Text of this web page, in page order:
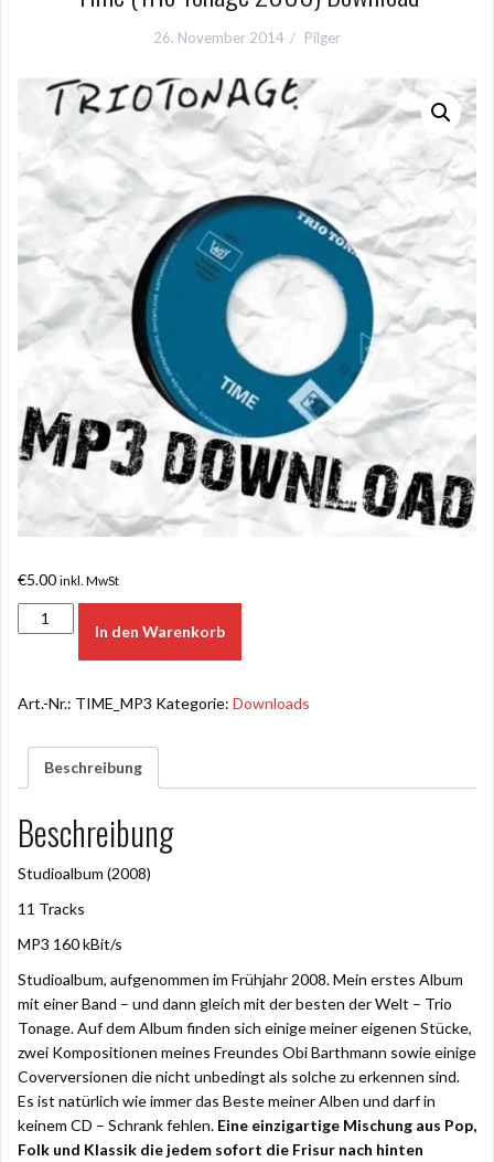
26. November 2014 Pilger
€5.00 inkl. MwSt
Time
(Trio
Download
In den Warenkorb
Art.-Nr.: TIME_MP3 Kategorie: Downloads
Beschreibung
Beschreibung
Studioalbum (2008)
11 Tracks
MP3 160 kBit/s
Studioalbum, aufgenommen im Frühjahr 2008. Mein erstes Album
mit einer Band – und dann gleich mit der besten der Welt – Trio
Tonage. Auf dem Album finden sich einige meiner eigenen Stücke,
zwei Kompositionen meines Freundes Obi Barthmann sowie einige
Coverversionen die nicht unbedingt als solche zu erkennen sind.
Es ist natürlich wie immer das Beste meiner Alben und darf in
keinem CD – Schrank fehlen. Eine einzigartige Mischung aus Pop,
Folk und Klassik die jedem sofort die Frisur nach hinten